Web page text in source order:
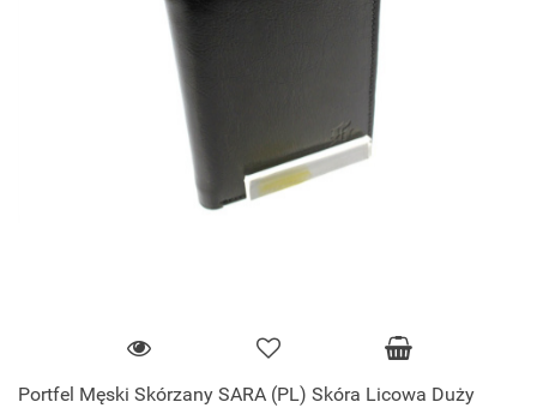
Portfel Męski Skórzany SARA (PL) Skóra Licowa Duży